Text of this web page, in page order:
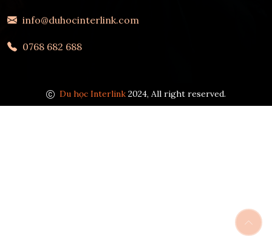
info@duhocinterlink.com
0768 682 688
Du học Interlink 2024, All right reserved.